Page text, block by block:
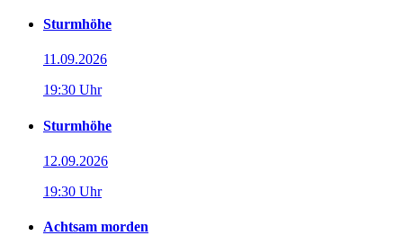
Sturmhöhe
11.09.2026
19:30 Uhr
Sturmhöhe
12.09.2026
19:30 Uhr
Achtsam morden